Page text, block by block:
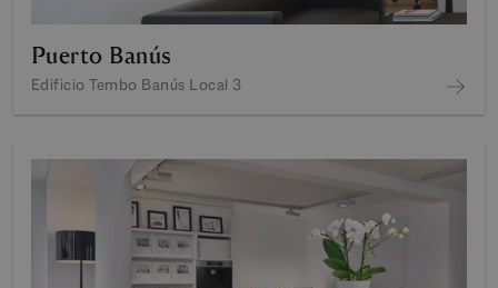
Puerto Banús
Edificio Tembo Banús Local 3